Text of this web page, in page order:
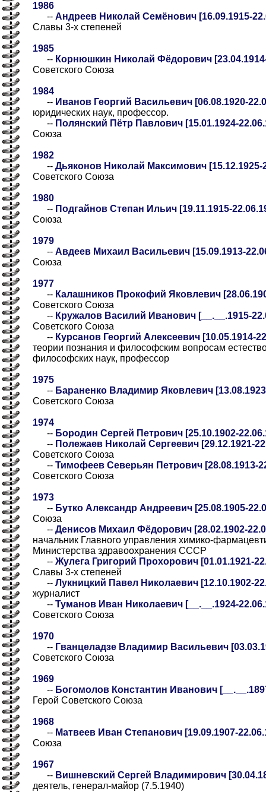
1986
-- Андреев Николай Семёнович [16.09.1915-
Славы 3-х степеней
1985
-- Корнюшкин Николай Фёдорович
Советского Союза
1984
-- Иванов Георгий Васильевич [06.08.1920-
юридических наук, профессор.
-- Полянский Пётр Павлович [15.01.1924-
Союза
1982
-- Дьяконов Николай Максимович [15.12.1925-
Советского Союза
1980
-- Подгайнов Степан Ильич [19.11.1915-
Союза
1979
-- Авдеев Михаил Васильевич [15.09.1913-
Союза
1977
-- Калашников Прокофий Яковлевич
Советского Союза
-- Кружалов Василий Иванович [__.__.1915-
Советского Союза
-- Курсанов Георгий Алексеевич [10.05.1914-
теории познания и философским вопросам
философских наук, профессор
1975
-- Бараненко Владимир Яковлевич
Советского Союза
1974
-- Бородин Сергей Петрович [25.10.1902-
-- Полежаев Николай Сергеевич [29.12.1921-
Советского Союза
-- Тимофеев Северьян Петрович [28.08.1913-
Советского Союза
1973
-- Бутко Александр Андреевич [25.08.1905-
Союза
-- Денисов Михаил Фёдорович [28.02.1902-
начальник Главного управления химико-
Министерства здравоохранения СССР
-- Жулега Григорий Прохорович [01.01.1921-
Славы 3-х степеней
-- Лукницкий Павел Николаевич [12.10.1902-
журналист
-- Туманов Иван Николаевич [__.__.1924-
Советского Союза
1970
-- Гванцеладзе Владимир Васильевич
Советского Союза
1969
-- Богомолов Константин Иванович
Герой Советского Союза
1968
-- Матвеев Иван Степанович [19.09.1907-
Союза
1967
-- Вишневский Сергей Владимирович
деятель, генерал-майор (7.5.1940)